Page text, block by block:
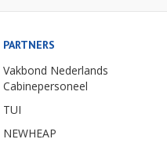
PARTNERS
Vakbond Nederlands
Cabinepersoneel
TUI
NEWHEAP